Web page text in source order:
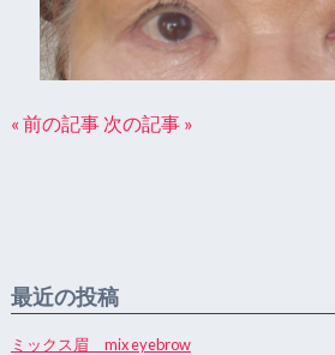
« 前の記事 次の記事 »
最近の投稿
ミックス眉 mix eyebrow